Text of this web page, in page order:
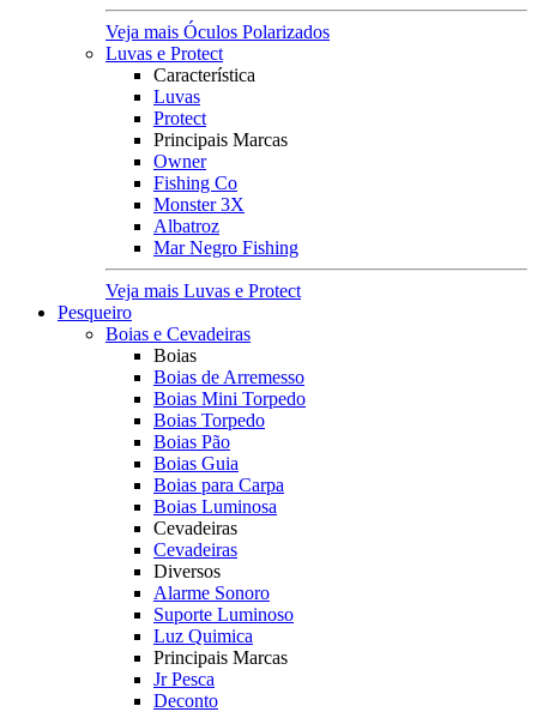
Veja mais Óculos Polarizados
Luvas e Protect
Característica
Luvas
Protect
Principais Marcas
Owner
Fishing Co
Monster 3X
Albatroz
Mar Negro Fishing
Veja mais Luvas e Protect
Pesqueiro
Boias e Cevadeiras
Boias
Boias de Arremesso
Boias Mini Torpedo
Boias Torpedo
Boias Pão
Boias Guia
Boias para Carpa
Boias Luminosa
Cevadeiras
Cevadeiras
Diversos
Alarme Sonoro
Suporte Luminoso
Luz Quimica
Principais Marcas
Jr Pesca
Deconto